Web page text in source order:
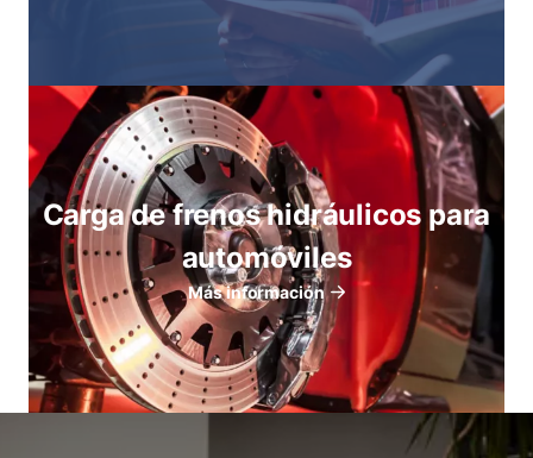
Carga de frenos hidráulicos para
automóviles
Más información